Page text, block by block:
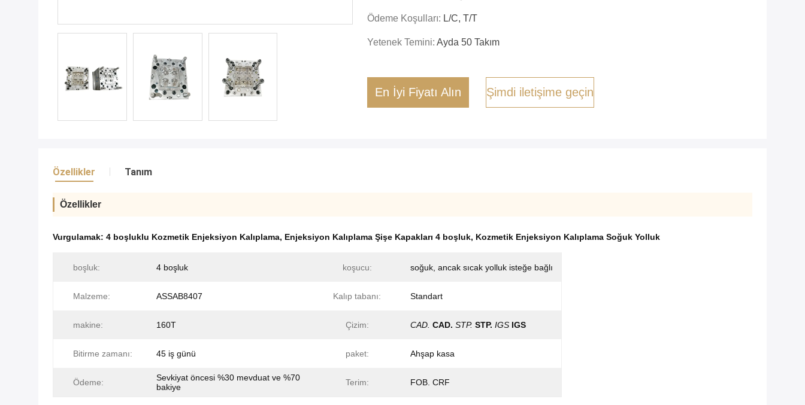
Ödeme Koşulları: L/C, T/T
Yetenek Temini: Ayda 50 Takım
En İyi Fiyatı Alın Şimdi iletişime geçin
Özellikler Tanım
Özellikler
Vurgulamak: 4 boşluklu Kozmetik Enjeksiyon Kalıplama, Enjeksiyon Kalıplama Şişe Kapakları 4 boşluk, Kozmetik Enjeksiyon Kalıplama Soğuk Yolluk
boşluk: 4 boşluk koşucu: soğuk, ancak sıcak yolluk isteğe bağlı
Malzeme: ASSAB8407 Kalıp tabanı: Standart
makine: 160T Çizim: CAD. CAD. STP. STP. IGS IGS
Bitirme zamanı: 45 iş günü paket: Ahşap kasa
Ödeme:
Sevkiyat öncesi %30 mevduat ve %70
bakiye
Terim: FOB. CRF